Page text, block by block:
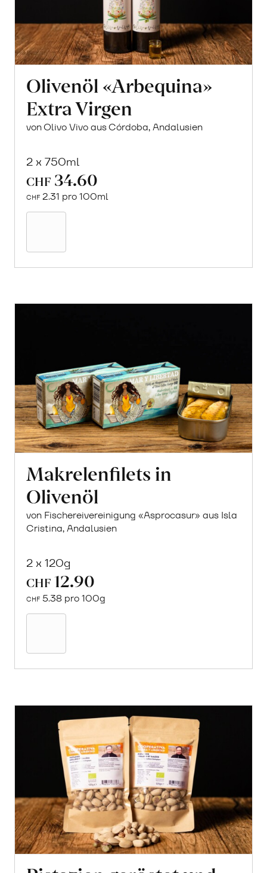
Olivenöl «Arbequina»
Extra Virgen
von Olivo Vivo aus Córdoba, Andalusien
2 x 750ml
CHF 34.60
CHF 2.31 pro 100ml
Makrelenfilets in
Olivenöl
von Fischereivereinigung «Asprocasur» aus Isla
Cristina, Andalusien
2 x 120g
CHF 12.90
CHF 5.38 pro 100g